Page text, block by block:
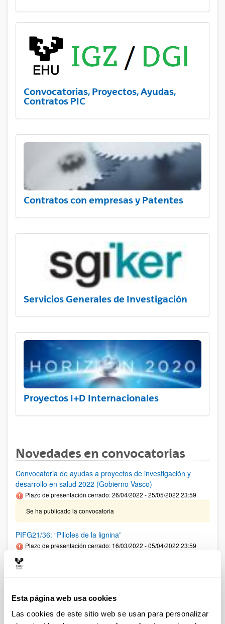
Esta página web usa cookies
Las cookies de este sitio web se usan para personalizar
Convocatorias, Proyectos, Ayudas,
Contratos PIC
Contratos con empresas y Patentes
Servicios Generales de Investigación
Proyectos I+D Internacionales
Novedades en convocatorias
Convocatoria de ayudas a proyectos de investigación y
desarrollo en salud 2022 (Gobierno Vasco)
Plazo de presentación cerrado: 26/04/2022 - 25/05/2022 23:59
Se ha publicado la convocatoria
PIFG21/36: “Pilioles de la lignina”
Plazo de presentación cerrado: 16/03/2022 - 05/04/2022 23:59
Fundación Vital Fundazioa 2021